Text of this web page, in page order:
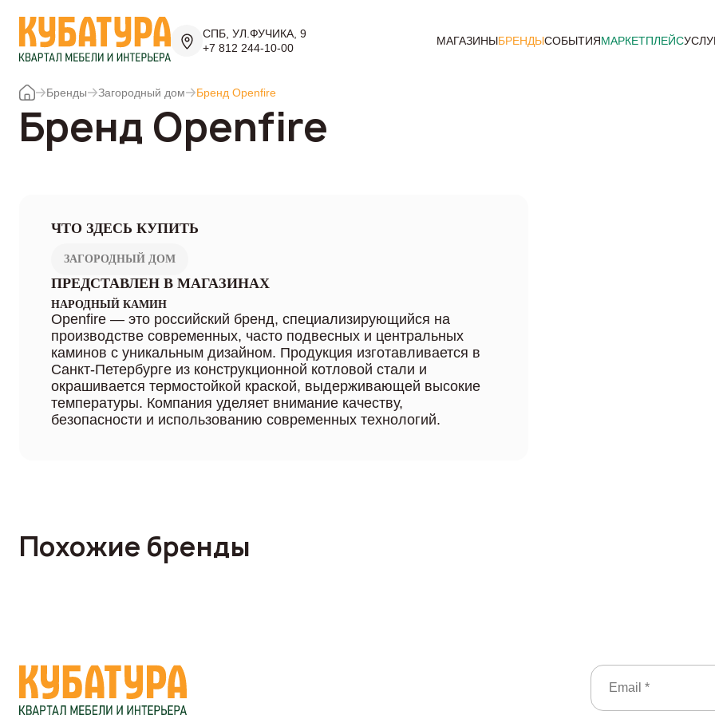
СПБ, УЛ.ФУЧИКА, 9
+7 812 244-10-00
МАГАЗИНЫБРЕНДЫСОБЫТИЯМАРКЕТПЛЕЙС
Бренды Загородный дом Бренд Openfire
Бренд Openfire
ЧТО ЗДЕСЬ КУПИТЬ
ЗАГОРОДНЫЙ ДОМ
ПРЕДСТАВЛЕН В МАГАЗИНАХ
НАРОДНЫЙ КАМИН
Openfire — это российский бренд, специализирующийся на
производстве современных, часто подвесных и центральных
каминов с уникальным дизайном. Продукция изготавливается в
Санкт-Петербурге из конструкционной котловой стали и
окрашивается термостойкой краской, выдерживающей высокие
температуры. Компания уделяет внимание качеству,
безопасности и использованию современных технологий.
Похожие бренды